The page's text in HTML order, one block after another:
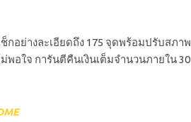
อย่างละเอียดถึง 175 จุดพร้อมปรับสภาพ
พอใจ การันตีคืนเงินเต็มจำนวนภายใน 30